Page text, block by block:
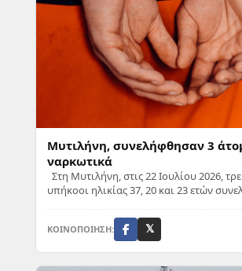
Μυτιλήνη, συνελήφθησαν 3
ναρκωτικά
Στη Μυτιλήνη, στις 22 Ιουλίου 2026,
υπήκοοι ηλικίας 37, 20 και 23 ετών
ΚΟΙΝΟΠΟΙΗΣΗ: 𝕏